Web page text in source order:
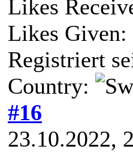
Likes
Likes Given:
Registriert
Country:
#16
23.10.2022,